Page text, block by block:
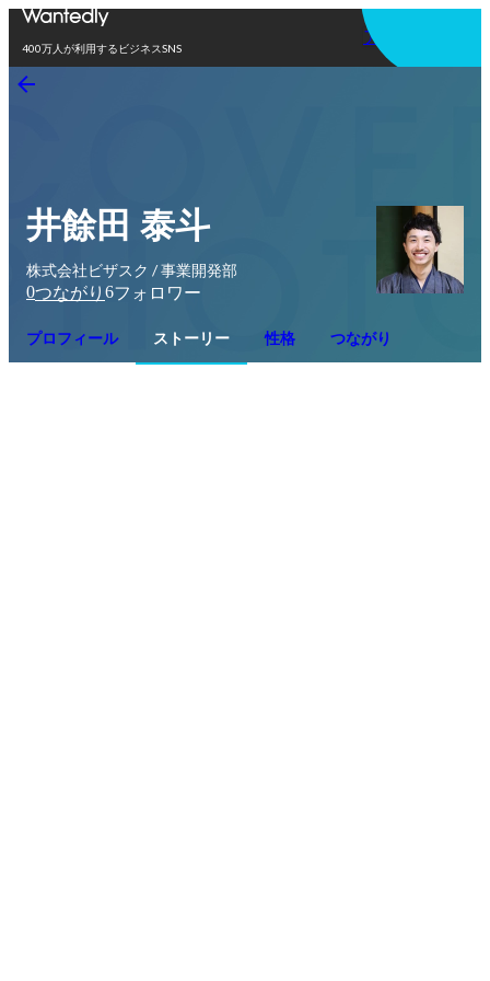
400万人が利用するビジネスSNS
アプリを使う
井餘田 泰斗
株式会社ビザスク / 事業開発部
0つながり 6フォロワー
プロフィール ストーリー 性格 つながり